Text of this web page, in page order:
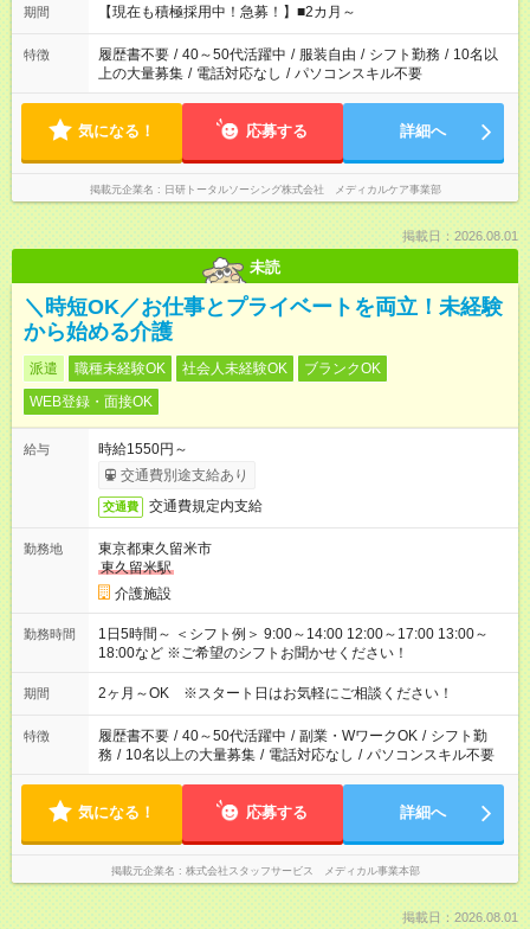
計が 週40時間を超えなければOKです。
期間 【現在も積極採用中！急募！】■2カ月～
特徴 履歴書不要 / 40～50代活躍中 / 服装自由 / シフト勤務 / 10名以
上の大量募集 / 電話対応なし / パソコンスキル不要
気になる！ 応募する 詳細へ
掲載元企業名 日研トータルソーシング株式会社 メディカルケア事業部
掲載日：2026.08.01
未読
＼時短OK／お仕事とプライベートを両立！未経験
から始める介護
派遣 職種未経験OK 社会人未経験OK
ブランクOK
WEB登録・面接OK
給与
時給1550円～
交通費別途支給あり
交通費 交通費規定内支給
勤務地
東京都東久留米市
東久留米駅
介護施設
勤務時間
1日5時間～ ＜シフト例＞ 9:00～14:00 12:00～17:00 13:00～
18:00など ※ご希望のシフトお聞かせください！
期間 2ヶ月～OK ※スタート日はお気軽にご相談ください！
特徴 履歴書不要 / 40～50代活躍中 / 副業・WワークOK / シフト勤
務 / 10名以上の大量募集 / 電話対応なし / パソコンスキル不要
気になる！ 応募する 詳細へ
掲載元企業名 株式会社スタッフサービス メディカル事業本部
掲載日：2026.08.01